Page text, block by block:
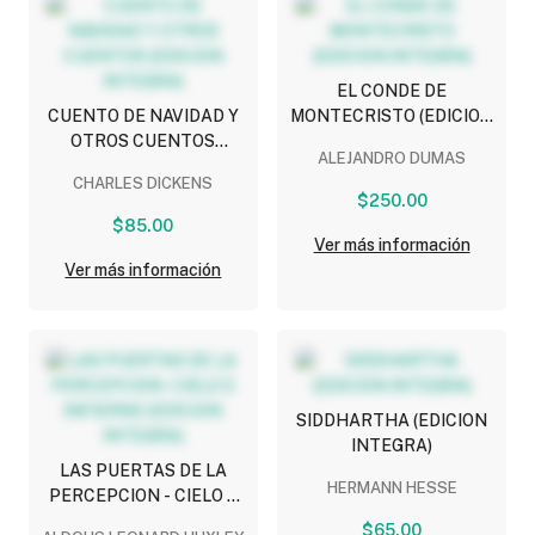
CUENTO DE NAVIDAD Y
OTROS CUENTOS
CHARLES DICKENS
$85.00
Ver más información
EL CONDE DE
MONTECRISTO (EDICION
ALEJANDRO DUMAS
$250.00
Ver más información
LAS PUERTAS DE LA
PERCEPCION - CIELO E
SIDDHARTHA (EDICION
INTEGRA)
HERMANN HESSE
$65.00